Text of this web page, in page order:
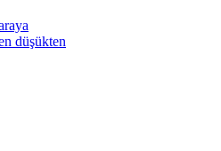
düşükten